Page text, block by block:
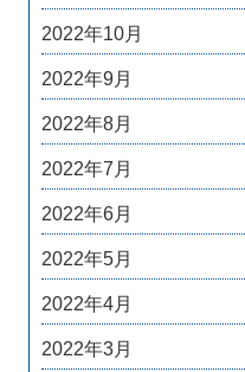
2022年10月
2022年9月
2022年8月
2022年7月
2022年6月
2022年5月
2022年4月
2022年3月